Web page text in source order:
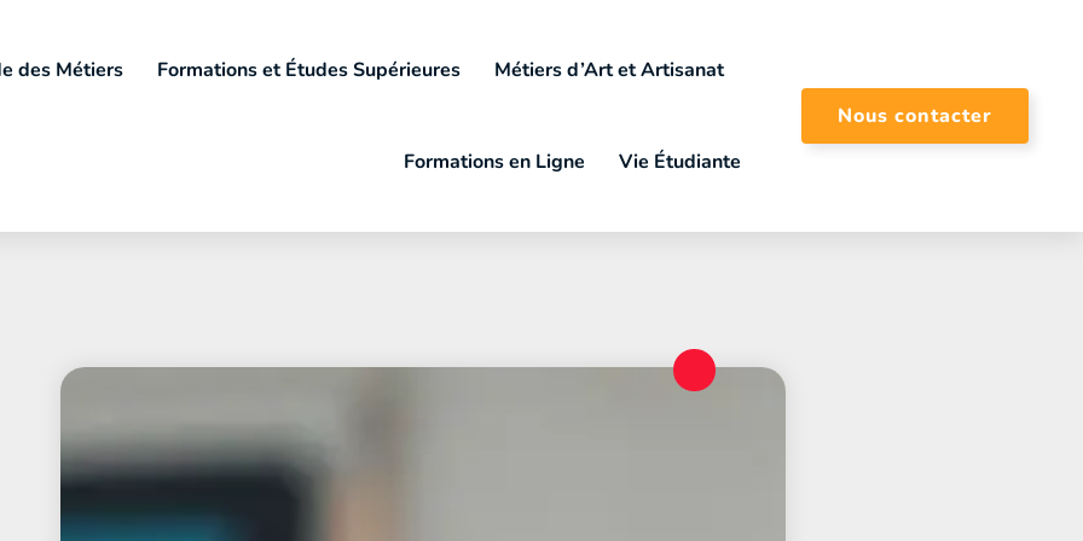
des Métiers Formations et Études Supérieures Métiers d’Art et Artisanat
Formations en Ligne Vie Étudiante
Nous contacter